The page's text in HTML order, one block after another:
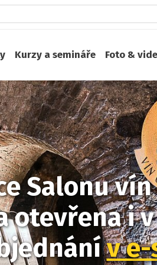
Kurzy a semináře Foto &
Salonu
otevřena i
v